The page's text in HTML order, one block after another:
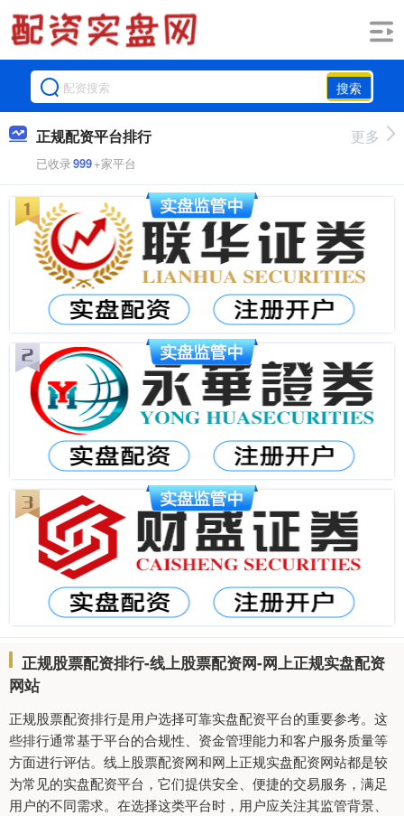
搜索
正规配资平台排行
已收录999+家平台
更多
正规股票配资排行-线上股票配资网-网上正规实盘配资
网站
正规股票配资排行是用户选择可靠实盘配资平台的重要参考。这
些排行通常基于平台的合规性、资金管理能力和客户服务质量等
方面进行评估。线上股票配资网和网上正规实盘配资网站都是较
为常见的实盘配资平台，它们提供安全、便捷的交易服务，满足
用户的不同需求。在选择这类平台时，用户应关注其监管背景、